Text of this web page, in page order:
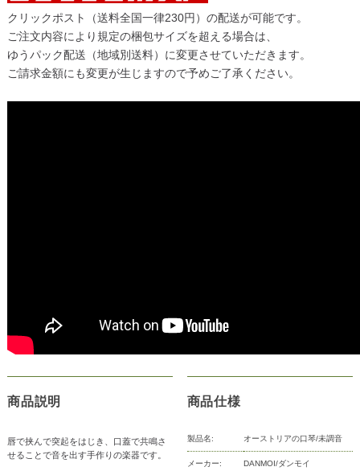
クリックポスト（送料全国一律230円）の配送が可能です。
ご注文内容により規定の梱包サイズを超える場合は、
ゆうパック配送（地域別送料）に変更させていただきます。
ご請求金額にも変更が生じますので予めご了承ください。
商品説明
唇で挟んで突起をはじき、口蓋で共鳴さ
せることで音を出す手作りの楽器です。
商品仕様
製品名: オーストリアの口琴/未調音
メーカー: DANMOI/ダンモイ